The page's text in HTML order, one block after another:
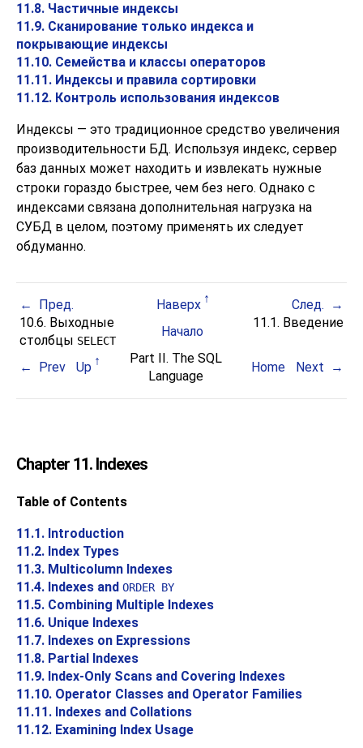
11.8. Частичные индексы
11.9. Сканирование только индекса и
покрывающие индексы
11.10. Семейства и классы операторов
11.11. Индексы и правила сортировки
11.12. Контроль использования индексов
Индексы — это традиционное средство увеличения
производительности БД. Используя индекс, сервер
баз данных может находить и извлекать нужные
строки гораздо быстрее, чем без него. Однако с
индексами связана дополнительная нагрузка на
СУБД в целом, поэтому применять их следует
обдуманно.
Пред. Наверх
След.
10.6. Выходные
столбцы SELECT
Начало
11.1. Введение
Prev Up
Part II. The SQL
Language
Home Next
Chapter 11. Indexes
Table of Contents
11.1. Introduction
11.2. Index Types
11.3. Multicolumn Indexes
11.4. Indexes and ORDER BY
11.5. Combining Multiple Indexes
11.6. Unique Indexes
11.7. Indexes on Expressions
11.8. Partial Indexes
11.9. Index-Only Scans and Covering Indexes
11.10. Operator Classes and Operator Families
11.11. Indexes and Collations
11.12. Examining Index Usage